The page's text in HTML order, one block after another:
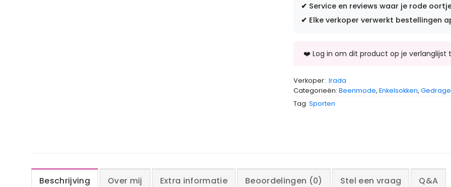
✔ Service en reviews waar je rode
✔ Elke verkoper verwerkt bestellingen
Verkoper: Irada
Categorieën: Beenmode, Enkelsokken,
Tag: Sporten
Beschrijving Over mij Extra informatie Beoordelingen (0) Stel een vraag Q&A